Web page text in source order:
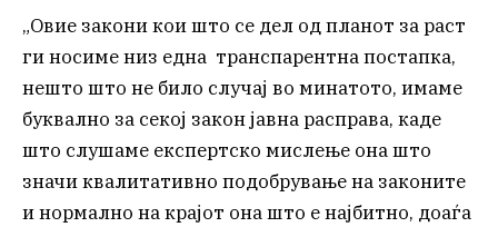
„Овие закони кои што се дел од планот за раст
ги носиме низ една транспарентна постапка,
нешто што не било случај во минатото, имаме
буквално за секој закон јавна расправа, каде
што слушаме експертско мислење она што
значи квалитативно подобрување на законите
и нормално на крајот она што е најбитно, доаѓа